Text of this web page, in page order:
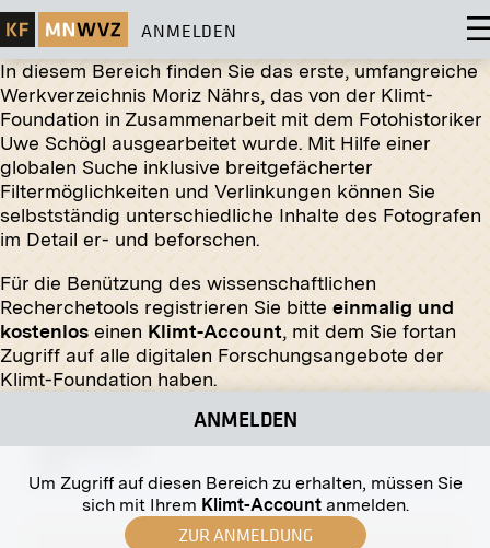
ANMELDEN
In diesem Bereich finden Sie das erste, umfangreiche
Werkverzeichnis Moriz Nährs, das von der Klimt-
Foundation in Zusammenarbeit mit dem Fotohistoriker
Uwe Schögl ausgearbeitet wurde. Mit Hilfe einer
globalen Suche inklusive breitgefächerter
Filtermöglichkeiten und Verlinkungen können Sie
selbstständig unterschiedliche Inhalte des Fotografen
im Detail er- und beforschen.
Für die Benützung des wissenschaftlichen
Recherchetools registrieren Sie bitte einmalig und
kostenlos einen Klimt-Account, mit dem Sie fortan
Zugriff auf alle digitalen Forschungsangebote der
Klimt-Foundation haben.
ANMELDEN
Um Zugriff auf diesen Bereich zu erhalten, müssen Sie
sich mit Ihrem Klimt-Accountanmelden.
ZUR ANMELDUNG
Original-Negativ MN R 206
»Ball auf der Hängstatt« von Josef Engelhart
Oktober 1909 - Januar 1910
Waldinneres